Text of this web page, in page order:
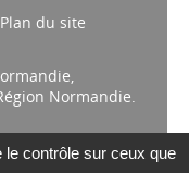
Plan du site
Normandie.
contrôle sur ceux que